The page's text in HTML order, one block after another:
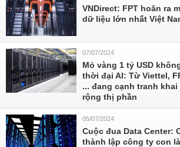
VNDirect: FPT hoãn ra
dữ liệu lớn nhất Việt
07/07/2024
Mỏ vàng 1 tỷ USD
thời đại AI: Từ Viettel,
... đang cạnh tranh
rộng thị phần
05/07/2024
Cuộc đua Data Center:
thành lập công ty con